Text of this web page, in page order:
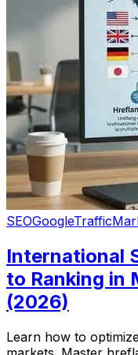
SEOGoogleTraffic
International
to Ranking in
(2026)
Learn how to